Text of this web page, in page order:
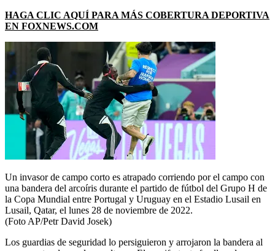
HAGA CLIC AQUÍ PARA MÁS COBERTURA DEPORTIVA
EN FOXNEWS.COM
Un invasor de campo corto es atrapado corriendo por el campo con
una bandera del arcoíris durante el partido de fútbol del Grupo H de
la Copa Mundial entre Portugal y Uruguay en el Estadio Lusail en
Lusail, Qatar, el lunes 28 de noviembre de 2022.
(Foto AP/Petr David Josek)
Los guardias de seguridad lo persiguieron y arrojaron la bandera al